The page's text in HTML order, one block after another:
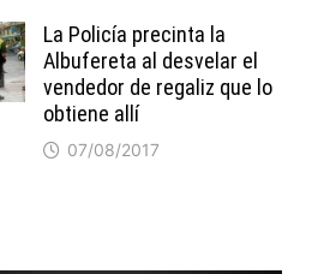
La Policía precinta la
Albufereta al desvelar el
vendedor de regaliz que lo
obtiene allí
07/08/2017